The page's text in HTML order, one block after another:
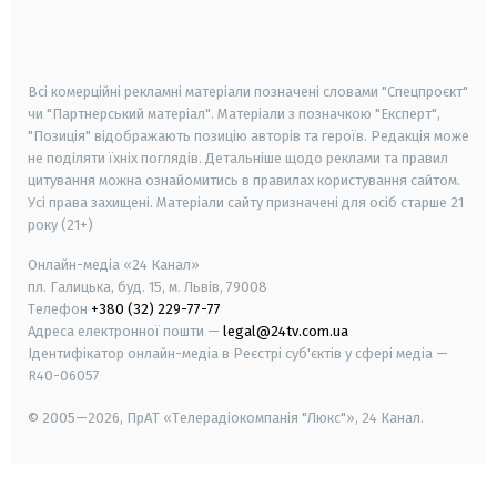
Всі комерційні рекламні матеріали позначені словами "Спецпроєкт"
чи "Партнерський матеріал". Матеріали з позначкою "Експерт",
"Позиція" відображають позицію авторів та героїв. Редакція може
не поділяти їхніх поглядів. Детальніше щодо реклами та правил
цитування можна ознайомитись в правилах користування сайтом.
Усі права захищені. Матеріали сайту призначені для осіб старше 21
року (21+)
Онлайн-медіа «24 Канал»
пл. Галицька, буд. 15, м. Львів, 79008
Телефон +380 (32) 229-77-77
Адреса електронної пошти — legal@24tv.com.ua
Ідентифікатор онлайн-медіа в Реєстрі суб'єктів у сфері медіа —
R40-06057
© 2005—2026, ПрАТ «Телерадіокомпанія "Люкс"», 24 Канал.